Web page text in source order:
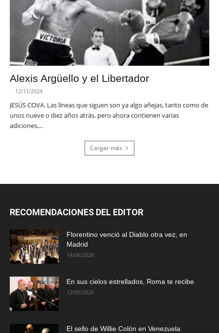
Alexis Argüello y el Libertador
- 12/11/2024
JESÚS COVA. Las líneas que siguen son ya algo añejas, tanto como de
unos nueve o diez años atrás, pero ahora contienen varias
adiciones,...
Cargar más
RECOMENDACIONES DEL EDITOR
Florentino venció al Diablo otra vez, en
Madrid
14/06/2026
En sus cielos estrellados, Roma te recibe
12/05/2026
El sello de Willie Colón en Venezuela